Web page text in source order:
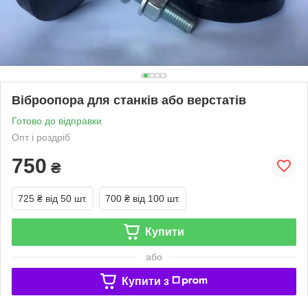
Віброопора для станків або верстатів
Готово до відправки
Опт і роздріб
750 ₴
725 ₴ від 50 шт. 700 ₴ від 100 шт.
Купити
або
Купити з